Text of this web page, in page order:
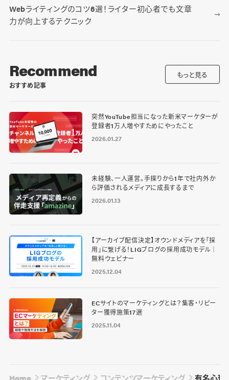
Webライティングのコツ6選！ライター初心者でも文章
力が向上するテクニック
Recommend
おすすめ記事
もっと見る
突然YouTube担当になった新米マーケターが
登録者1万人増やすためにやったこと
2026.01.27
未経験、一人運営。手探りから1年で社内外か
ら評価されるメディアに成長するまで
2026.01.13
【アーカイブ配信決定】オウンドメディアを「採
用」に繋げる！LIGブログの採用成功モデル｜
無料ウェビナー
2025.12.04
ECサイトのマーケティングとは？集客・リピー
ター獲得施策17選
2025.11.04
Home マーケティング コンテンツマーケティング 有名心理